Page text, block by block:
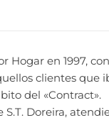
Hogar en 1997,
clientes que
del «Contract».
Doreira,